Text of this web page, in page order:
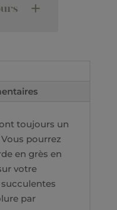
toujours un
pourrez
en grès en
votre
par